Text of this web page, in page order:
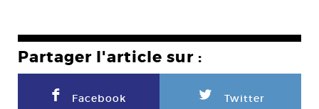
Partager l'article sur :
F Facebook L Twitter